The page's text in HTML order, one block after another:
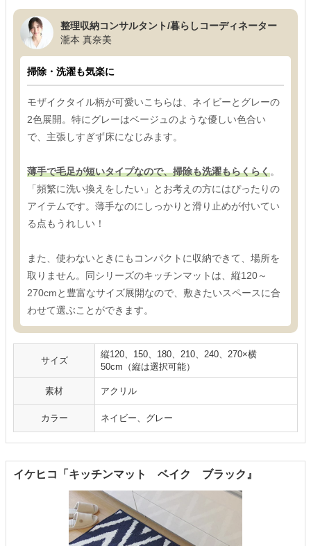
整理収納コンサルタント/暮らしコーディネーター
瀧本 真奈美
掃除・洗濯も気楽に
モザイクタイル柄が可愛いこちらは、ネイビーとグレーの
2色展開。特にグレーはベージュのような優しい色合い
で、主張しすぎず床になじみます。
薄手で毛足が短いタイプなので、掃除も洗濯もらくらく。
「頻繁に洗い換えをしたい」とお考えの方にはぴったりの
アイテムです。薄手なのにしっかりと滑り止めが付いてい
る点もうれしい！
また、使わないときにもコンパクトに収納できて、場所を
取りません。同シリーズのキッチンマットは、縦120～
270cmと豊富なサイズ展開なので、敷きたいスペースに合
わせて選ぶことができます。
サイズ
縦120、150、180、210、240、270×横
50cm（縦は選択可能）
素材 アクリル
カラー ネイビー、グレー
イケヒコ「キッチンマット ベイク ブラック』